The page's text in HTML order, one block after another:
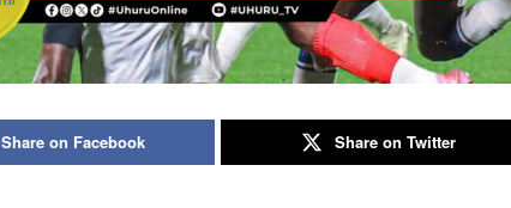
Share on Facebook Share on Twitter